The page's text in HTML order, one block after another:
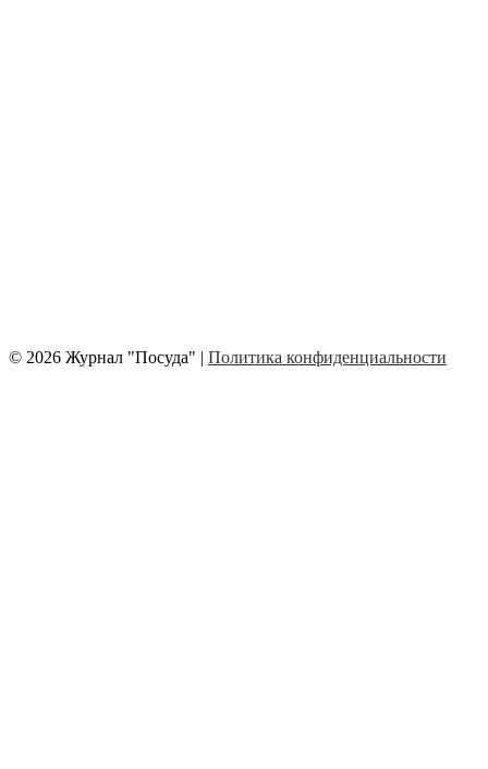
© 2026 Журнал "Посуда" | Политика конфиденциальности